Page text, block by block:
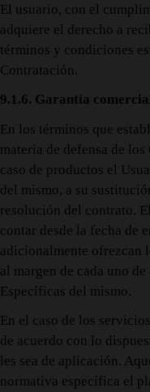
El usuario, con el
adquiere el derecho a
términos y condiciones
Contratación.
9.1.6. Garantía
En los términos que
materia de defensa de
caso de productos el
del mismo, a su
resolución del contrato.
contar desde la fecha de
adicionalmente ofrezcan
al margen de cada uno
Específicas del mismo.
En el caso de los
de acuerdo con lo
les sea de aplicación.
normativa específica el